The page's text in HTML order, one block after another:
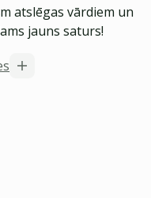
atslēgas vārdiem un
jauns saturs!